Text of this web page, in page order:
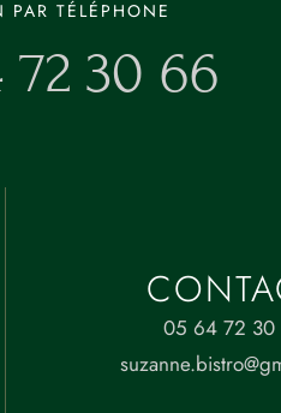
PAR TÉLÉPHONE
72 30 66
05 64 72 30